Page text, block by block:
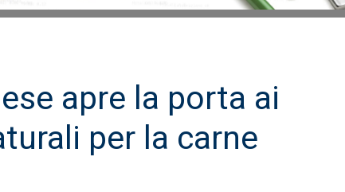
apre la porta ai
per la carne